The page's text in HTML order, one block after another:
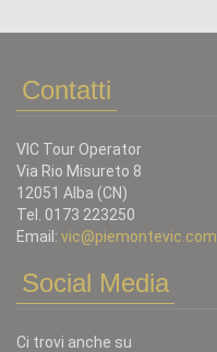
Contatti
VIC Tour Operator
Via Rio Misureto 8
12051 Alba (CN)
Tel. 0173 223250
Email: vic@piemontevic.com
Social Media
Ci trovi anche su